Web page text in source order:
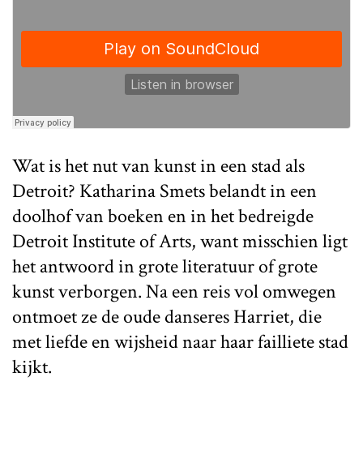
Wat is het nut van kunst in een stad als
Detroit? Katharina Smets belandt in een
doolhof van boeken en in het bedreigde
Detroit Institute of Arts, want misschien ligt
het antwoord in grote literatuur of grote
kunst verborgen. Na een reis vol omwegen
ontmoet ze de oude danseres Harriet, die
met liefde en wijsheid naar haar failliete stad
kijkt.